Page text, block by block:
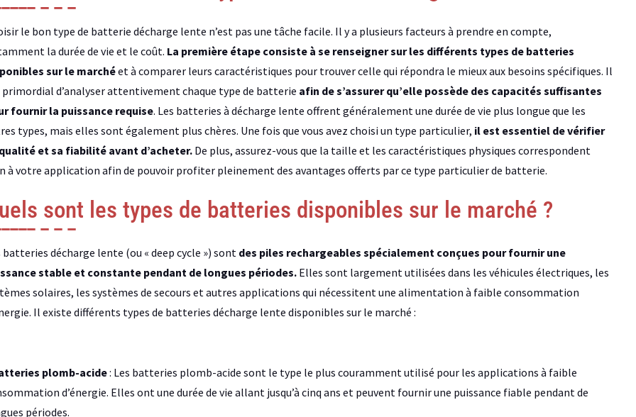
le bon type de batterie décharge lente n’est pas une tâche facile. Il y a plusieurs facteurs à prendre en compte,
la durée de vie et le coût. La première étape consiste à se renseigner sur les différents types de batteries
sur le marchéet à comparer leurs caractéristiques pour trouver celle qui répondra le mieux aux besoins spécifiques. Il
d’analyser attentivement chaque type de batterie afin de s’assurer qu’elle possède des capacités suffisantes
fournir la puissance requise. Les batteries à décharge lente offrent généralement une durée de vie plus longue que les
types, mais elles sont également plus chères. Une fois que vous avez choisi un type particulier, il est essentiel de vérifier
et sa fiabilité avant d’acheter.De plus, assurez-vous que la taille et les caractéristiques physiques correspondent
à votre application afin de pouvoir profiter pleinement des avantages offerts par ce type particulier de batterie.
sont les types de batteries disponibles sur le marché ?
batteries décharge lente (ou « deep cycle ») sont des piles rechargeables spécialement conçues pour fournir une
stable et constante pendant de longues périodes.Elles sont largement utilisées dans les véhicules électriques, les
solaires, les systèmes de secours et autres applications qui nécessitent une alimentation à faible consommation
Il existe différents types de batteries décharge lente disponibles sur le marché :
plomb-acide: Les batteries plomb-acide sont le type le plus couramment utilisé pour les applications à faible
d’énergie. Elles ont une durée de vie allant jusqu’à cinq ans et peuvent fournir une puissance fiable pendant de
périodes.